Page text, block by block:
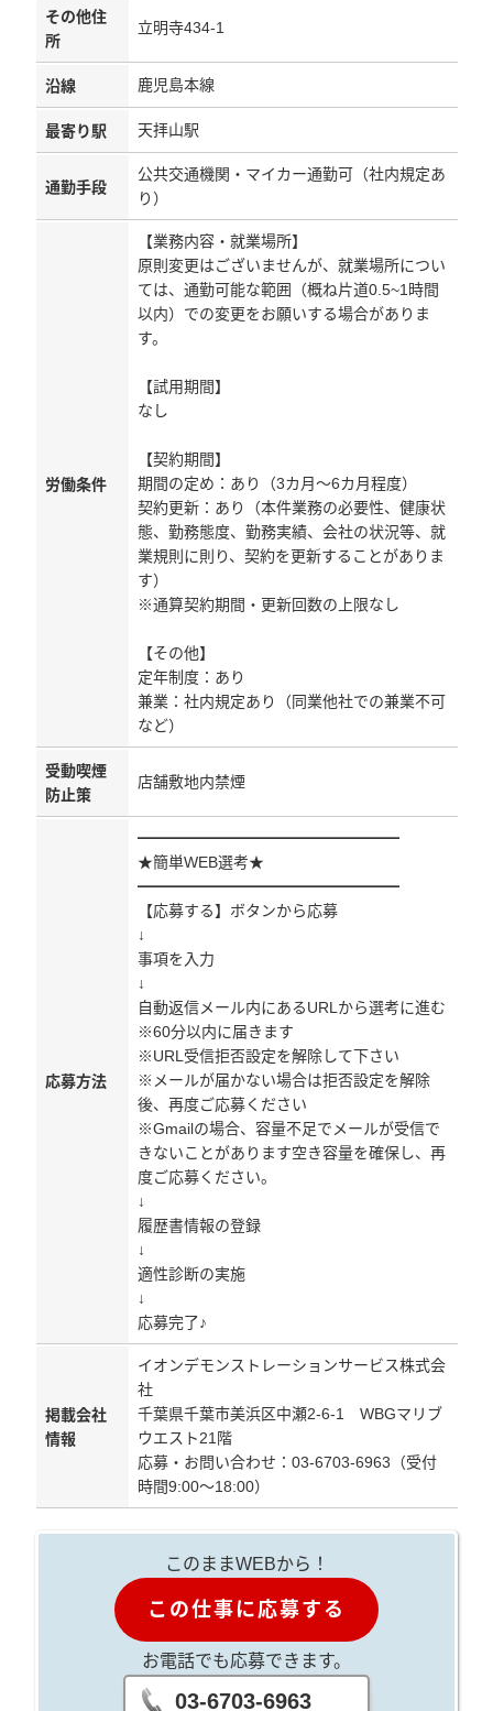
その他住
所
立明寺434-1
沿線 鹿児島本線
最寄り駅 天拝山駅
通勤手段
公共交通機関・マイカー通勤可（社内規定あ
り）
労働条件
【業務内容・就業場所】
原則変更はございませんが、就業場所につい
ては、通勤可能な範囲（概ね片道0.5~1時間
以内）での変更をお願いする場合がありま
す。
【試用期間】
なし
【契約期間】
期間の定め：あり（3カ月～6カ月程度）
契約更新：あり（本件業務の必要性、健康状
態、勤務態度、勤務実績、会社の状況等、就
業規則に則り、契約を更新することがありま
す）
※通算契約期間・更新回数の上限なし
【その他】
定年制度：あり
兼業：社内規定あり（同業他社での兼業不可
など）
受動喫煙
防止策
店舗敷地内禁煙
応募方法
━━━━━━━━━━━━━━━━━
★簡単WEB選考★
━━━━━━━━━━━━━━━━━
【応募する】ボタンから応募
↓
事項を入力
↓
自動返信メール内にあるURLから選考に進む
※60分以内に届きます
※URL受信拒否設定を解除して下さい
※メールが届かない場合は拒否設定を解除
後、再度ご応募ください
※Gmailの場合、容量不足でメールが受信で
きないことがあります空き容量を確保し、再
度ご応募ください。
↓
履歴書情報の登録
↓
適性診断の実施
↓
応募完了♪
掲載会社
情報
イオンデモンストレーションサービス株式会
社
千葉県千葉市美浜区中瀬2-6-1 WBGマリブ
ウエスト21階
応募・お問い合わせ：03-6703-6963（受付
時間9:00～18:00）
このままWEBから！
この仕事に応募する
お電話でも応募できます。
03-6703-6963